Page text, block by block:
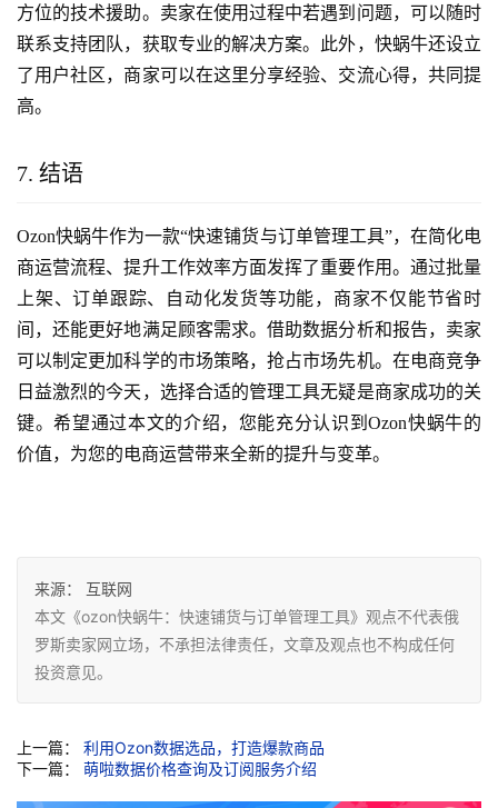
方位的技术援助。卖家在使用过程中若遇到问题，可以随时
联系支持团队，获取专业的解决方案。此外，快蜗牛还设立
了用户社区，商家可以在这里分享经验、交流心得，共同提
高。
7. 结语
Ozon快蜗牛作为一款“快速铺货与订单管理工具”，在简化电
商运营流程、提升工作效率方面发挥了重要作用。通过批量
上架、订单跟踪、自动化发货等功能，商家不仅能节省时
间，还能更好地满足顾客需求。借助数据分析和报告，卖家
可以制定更加科学的市场策略，抢占市场先机。在电商竞争
日益激烈的今天，选择合适的管理工具无疑是商家成功的关
键。希望通过本文的介绍，您能充分认识到Ozon快蜗牛的
价值，为您的电商运营带来全新的提升与变革。
来源：
互联网
本文《ozon快蜗牛：快速铺货与订单管理工具》观点不代表俄
罗斯卖家网立场，不承担法律责任，文章及观点也不构成任何
投资意见。
上一篇： 利用Ozon数据选品，打造爆款商品
下一篇： 萌啦数据价格查询及订阅服务介绍